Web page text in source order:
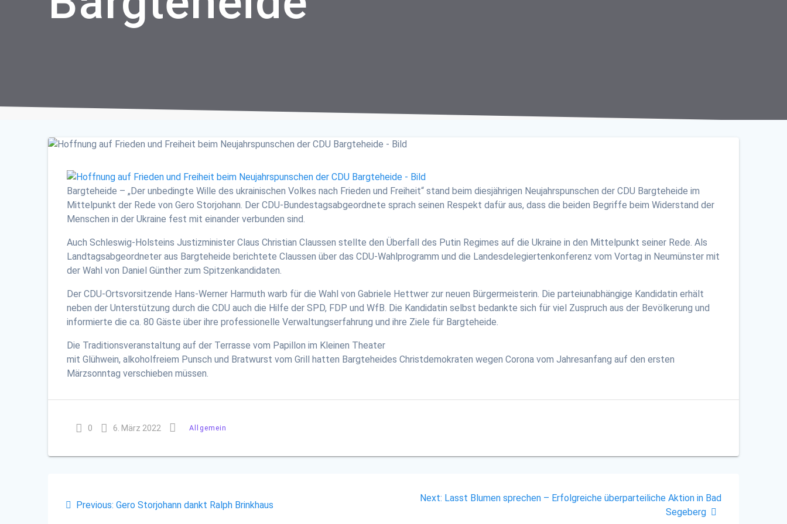
Bargteheide – „Der unbedingte Wille des ukrainischen Volkes nach Frieden und Freiheit“ stand beim diesjährigen Neujahrspunschen der CDU Bargteheide im
Mittelpunkt der Rede von Gero Storjohann. Der CDU-Bundestagsabgeordnete sprach seinen Respekt dafür aus, dass die beiden Begriffe beim Widerstand der
Menschen in der Ukraine fest mit einander verbunden sind.
Auch Schleswig-Holsteins Justizminister Claus Christian Claussen stellte den Überfall des Putin Regimes auf die Ukraine in den Mittelpunkt seiner Rede. Als
Landtagsabgeordneter aus Bargteheide berichtete Claussen über das CDU-Wahlprogramm und die Landesdelegiertenkonferenz vom Vortag in Neumünster mit
der Wahl von Daniel Günther zum Spitzenkandidaten.
Der CDU-Ortsvorsitzende Hans-Werner Harmuth warb für die Wahl von Gabriele Hettwer zur neuen Bürgermeisterin. Die parteiunabhängige Kandidatin erhält
neben der Unterstützung durch die CDU auch die Hilfe der SPD, FDP und WfB. Die Kandidatin selbst bedankte sich für viel Zuspruch aus der Bevölkerung und
informierte die ca. 80 Gäste über ihre professionelle Verwaltungserfahrung und ihre Ziele für Bargteheide.
Die Traditionsveranstaltung auf der Terrasse vom Papillon im Kleinen Theater
mit Glühwein, alkoholfreiem Punsch und Bratwurst vom Grill hatten Bargteheides Christdemokraten wegen Corona vom Jahresanfang auf den ersten
Märzsonntag verschieben müssen.
0 6. März 2022 Allgemein
Previous: Previous
Gero Storjohann dankt Ralph Brinkhaus
Next: Next
Lasst Blumen sprechen – Erfolgreiche überparteiliche Aktion in Bad
Segeberg